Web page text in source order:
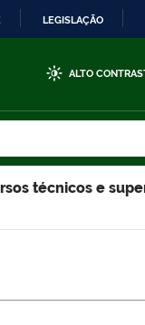
LEGISLAÇÃO
ALTO
técnicos e